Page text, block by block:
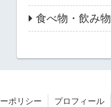
食べ物・飲み物
ポリシー プロフィール